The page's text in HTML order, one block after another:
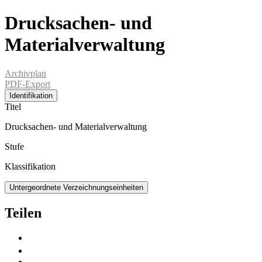
Drucksachen- und
Materialverwaltung
Archivplan
PDF-Export
Identifikation
Titel
Drucksachen- und Materialverwaltung
Stufe
Klassifikation
Untergeordnete Verzeichnungseinheiten
Teilen